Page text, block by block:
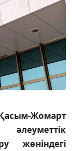
Жомарт
жөніндегі